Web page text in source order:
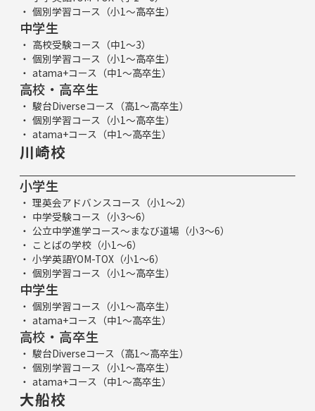
個別学習コース（小1～高卒生）
中学生
高校受験コース（中1～3）
個別学習コース（小1～高卒生）
atama+コース（中1～高卒生）
高校・高卒生
駿台Diverseコース（高1～高卒生）
個別学習コース（小1～高卒生）
atama+コース（中1～高卒生）
川崎校
小学生
理英会アドバンスコース（小1～2）
中学受験コース（小3～6）
公立中学進学コース～まなび道場（小3～6）
ことばの学校（小1～6）
小学英語YOM-TOX（小1～6）
個別学習コース（小1～高卒生）
中学生
個別学習コース（小1～高卒生）
atama+コース（中1～高卒生）
高校・高卒生
駿台Diverseコース（高1～高卒生）
個別学習コース（小1～高卒生）
atama+コース（中1～高卒生）
大船校